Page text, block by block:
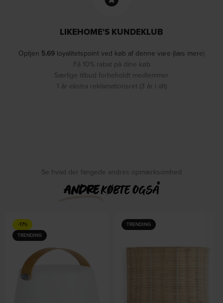
LIKEHOME'S KUNDEKLUB
Optjen 5.69 loyalitetspoint ved køb af denne vare (læs mere)
Få 10% rabat på dine køb
Særlige tilbud forbeholdt medlemmer
1 år ekstra reklamationsret (3 år i alt)
Se hvad der fangede andres opmærksomhed
ANDREKØBTE OGSÅ
-17%
TRENDING
TRENDING